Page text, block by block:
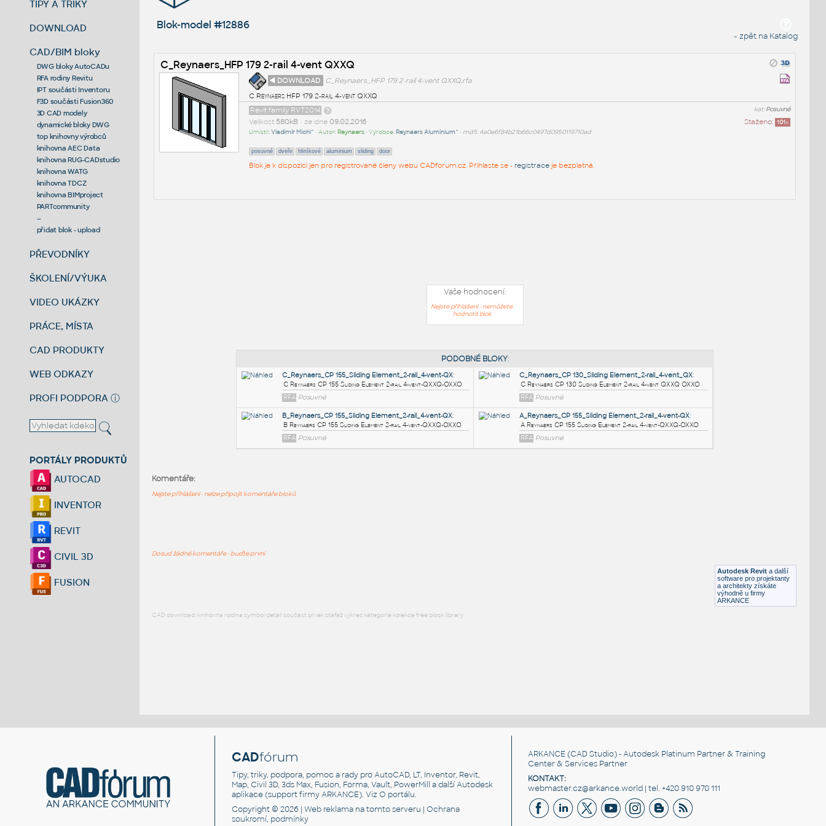
TIPY A TRIKY
DOWNLOAD
CAD/BIM bloky
DWG bloky AutoCADu
RFA rodiny Revitu
IPT součásti Inventoru
F3D součásti Fusion360
3D CAD modely
dynamické bloky DWG
top knihovny výrobců
knihovna AEC Data
knihovna RUG-CADstudio
knihovna WATG
knihovna TDCZ
knihovna BIMproject
PARTcommunity
--
přidat blok - upload
PŘEVODNÍKY
ŠKOLENÍ/VÝUKA
VIDEO UKÁZKY
PRÁCE, MÍSTA
CAD PRODUKTY
WEB ODKAZY
PROFI PODPORA ⓘ
PORTÁLY PRODUKTŮ
AUTOCAD
INVENTOR
REVIT
CIVIL 3D
FUSION
Blok-model #12886
« zpět na Katalog
C_Reynaers_HFP 179 2-rail 4-vent QXXQ
◄ DOWNLOAD
C_Reynaers_HFP 179 2-rail 4-vent QXXQ.rfa
C Reynaers HFP 179 2-rail 4-vent QXXQ
kat:Posuvné
Revit family RVT2014
Staženo: 101x
Velikost 580kB• ze dne 09.02.2016
Umístil:Vladimír Michl^ • Autor: Reynaers• Výrobce: Reynaers Aluminium^ • md5: 4a0e6f84b21b66c0497d0950119710ad
posuvné dveře hliníkové aluminium sliding door
Blok je k dispozici jen pro registrované členy webu CADforum.cz. Přihlaste se - registraceje bezplatná.
Vaše hodnocení:
Nejste přihlášeni - nemůžete
hodnotit blok
Autodesk Revit a další
software pro projektanty
a architekty získáte
výhodně u firmy
ARKANCE
Komentáře:
Nejste přihlášeni - nelze připojit komentáře bloků
Dosud žádné komentáře - buďte první
CAD download: knihovna rodina symbol detail součást prvek stafáž výkres kategorie kolekce free block library
CADfórum
Tipy, triky, podpora, pomoc a rady pro AutoCAD, LT, Inventor, Revit,
Map, Civil 3D, 3ds Max, Fusion, Forma, Vault, PowerMill a další Autodesk
aplikace (support firmy ARKANCE). VizO portálu.
Copyright © 2026 |Web reklama na tomto serveru |Ochrana
soukromí, podmínky
ARKANCE (CAD Studio) - Autodesk Platinum Partner & Training
Center & Services Partner
KONTAKT:
webmaster.cz@arkance.world | tel. +420 910 970 111